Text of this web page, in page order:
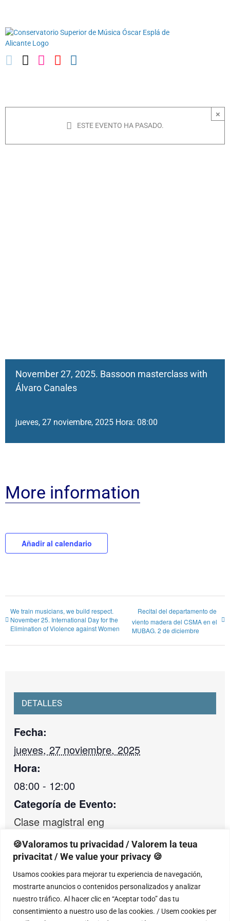
🍪Valoramos tu privacidad / Valorem la teua
privacitat / We value your privacy 🍪
Usamos cookies para mejorar tu experiencia de navegación,
mostrarte anuncios o contenidos personalizados y analizar
nuestro tráfico. Al hacer clic en “Aceptar todo” das tu
consentimiento a nuestro uso de las cookies. / Usem cookies per
contenido
×
ESTE EVENTO HA PASADO.
November 27, 2025. Bassoon masterclass with
Álvaro Canales
jueves, 27 noviembre, 2025 Hora: 08:00
More information
Añadir al calendario
We train musicians, we build respect.
November 25. International Day for the
Elimination of Violence against Women
Recital del departamento de
viento madera del CSMA en el
MUBAG. 2 de diciembre
DETALLES
Fecha:
jueves, 27 noviembre, 2025
Hora:
08:00 - 12:00
Categoría de Evento:
Clase magistral eng
Óscar Esplá Conservatory of Music of
Alicante